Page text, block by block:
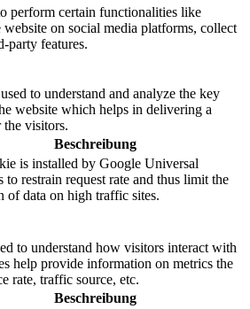
perform certain functionalities like
on social media platforms, collect
party features.
to understand and analyze the key
website which helps in delivering a
the visitors.
Beschreibung
is installed by Google Universal
to restrain request rate and thus limit the
of data on high traffic sites.
to understand how visitors interact with
help provide information on metrics the
rate, traffic source, etc.
Beschreibung